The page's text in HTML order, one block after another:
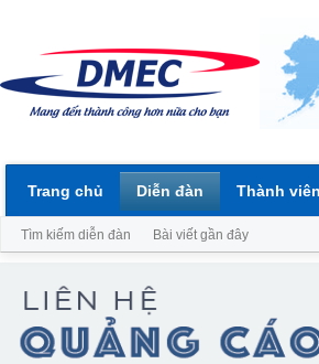
Trang chủ Diễn đàn
Tìm kiếm diễn đàn Bài viết gần đây
Thành viên